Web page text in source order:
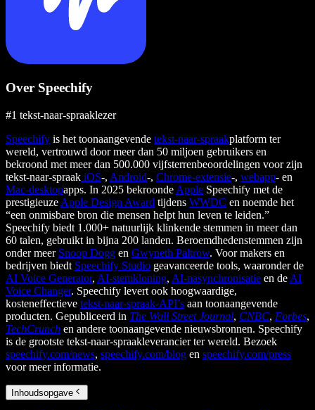
Over Speechify
#1 tekst-naar-spraaklezer
Speechify is het toonaangevende tekst-naar-spraakplatform ter
wereld, vertrouwd door meer dan 50 miljoen gebruikers en
bekroond met meer dan 500.000 vijfsterrenbeoordelingen voor zijn
tekst-naar-spraak iOS-, Android-, Chrome-extensie-, webapp- en
Mac-desktopapps. In 2025 bekroonde Apple Speechify met de
prestigieuze Apple Design Award tijdens WWDC en noemde het
“een onmisbare bron die mensen helpt hun leven te leiden.”
Speechify biedt 1.000+ natuurlijk klinkende stemmen in meer dan
60 talen, gebruikt in bijna 200 landen. Beroemdhedenstemmen zijn
onder meer Snoop Dogg en Gwyneth Paltrow. Voor makers en
bedrijven biedt Speechify Studio geavanceerde tools, waaronder de
AI Voice Generator, AI-stemkloning, AI-nasynchronisatie en de AI
Voice Changer. Speechify levert ook hoogwaardige,
kosteneffectieve tekst-naar-spraak-API’s aan toonaangevende
producten. Gepubliceerd in The Wall Street Journal, CNBC, Forbes,
TechCrunch en andere toonaangevende nieuwsbronnen. Speechify
is de grootste tekst-naar-spraakleverancier ter wereld. Bezoek
speechify.com/news, speechify.com/blog en speechify.com/press
voor meer informatie.
Inhoudsopgave